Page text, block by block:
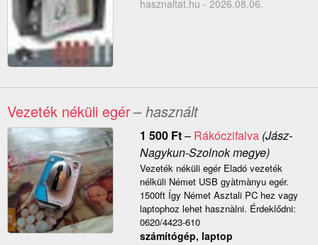
hasznaltat.hu - 2026.08.06.
Vezeték néküli egér– használt
1 500 Ft– Rákóczifalva(Jász-
Nagykun-Szolnok megye)
Vezeték néküli egér Eladó vezeték
nélküli Német USB gyàtmànyu egér.
1500ft Így Német Asztali PC hez vagy
laptophoz lehet hasznàlni. Érdeklődni:
0620/4423-610
számítógép, laptop